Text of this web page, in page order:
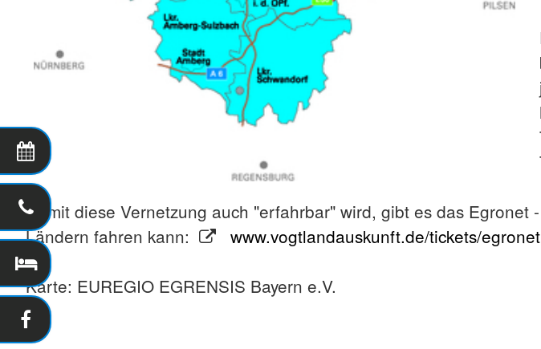
Damit diese Vernetzung auch "erfahrbar" wird, gibt es das
Ländern fahren kann:
www.vogtlandauskunft.de/tickets/egronet
Karte: EUREGIO EGRENSIS Bayern e.V.